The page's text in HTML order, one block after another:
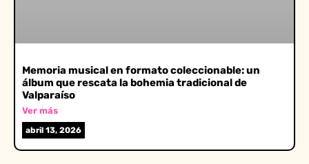
Memoria musical en formato coleccionable: un
álbum que rescata la bohemia tradicional de
Valparaíso
Ver más
abril 13, 2026